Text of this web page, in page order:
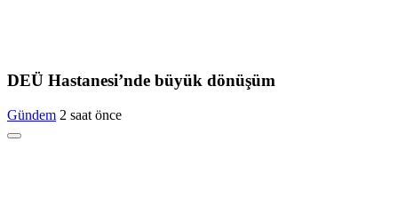
DEÜ Hastanesi’nde büyük dönüşüm
Gündem 2 saat önce